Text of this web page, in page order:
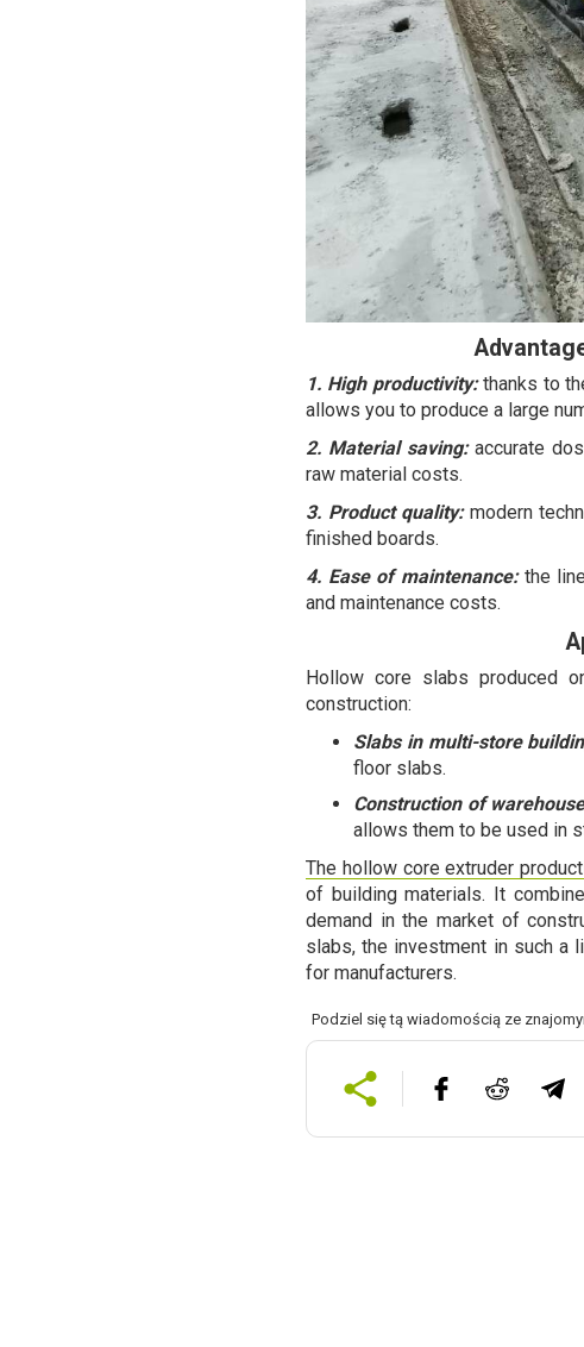
1. High productivity:thanks to
allows you to produce a large
2. Material saving:accurate
raw material costs.
3. Product quality:modern
finished boards.
4. Ease of maintenance:the
and maintenance costs.
Hollow core slabs produced
construction:
Slabs in multi-store
floor slabs.
Construction of
allows them to be used in
The hollow core extruder
of building materials. It
demand in the market of
slabs, the investment in such a
for manufacturers.
Podziel się tą wiadomością ze